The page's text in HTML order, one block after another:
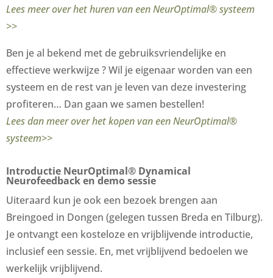
Lees meer over het huren van een NeurOptimal® systeem
>>
Ben je al bekend met de gebruiksvriendelijke en
effectieve werkwijze ? Wil je eigenaar worden van een
systeem en de rest van je leven van deze investering
profiteren… Dan gaan we samen bestellen!
Lees dan meer over het kopen van een NeurOptimal®
systeem>>
Introductie NeurOptimal® Dynamical
Neurofeedback en demo sessie
Uiteraard kun je ook een bezoek brengen aan
Breingoed in Dongen (gelegen tussen Breda en Tilburg).
Je ontvangt een kosteloze en vrijblijvende introductie,
inclusief een sessie. En, met vrijblijvend bedoelen we
werkelijk vrijblijvend.